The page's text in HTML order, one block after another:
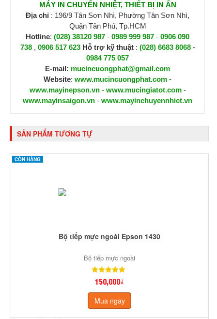
MÁY IN CHUYỂN NHIỆT, THIẾT BỊ IN ẤN
Địa chỉ : 196/9 Tân Sơn Nhì, Phường Tân Sơn Nhì,
Quận Tân Phú, Tp.HCM
Hotline: (028) 38120 987 - 0989 999 987 - 0906 090
738, 0906 517 623 Hỗ trợ kỹ thuật : (028) 6683 8068-
0984 775 057
E-mail: mucincuongphat@gmail.com
Website: www.mucincuongphat.com -
www.mayinepson.vn- www.mucingiatot.com-
www.mayinsaigon.vn - www.mayinchuyennhiet.vn
SẢN PHẨM TƯƠNG TỰ
CÒN HÀNG
Bộ tiếp mực ngoài Epson 1430
Bộ tiếp mực ngoài
150,000₫
Mua ngay